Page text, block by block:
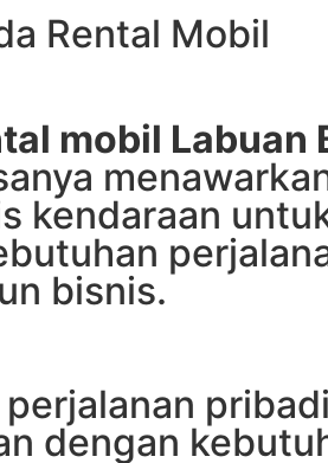
Rental Mobil
mobil Labuan
kendaraan
bisnis.
pribadi
dengan